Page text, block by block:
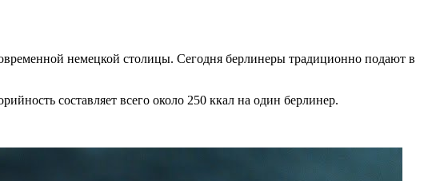
немецкой столицы. Сегодня берлинеры традиционно подают в
составляет всего около 250 ккал на один берлинер.